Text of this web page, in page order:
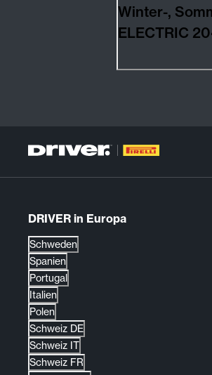
Winter-,
ELECTRIC
DRIVER in Europa
Schweden
Spanien
Portugal
Italien
Polen
Schweiz DE
Schweiz IT
Schweiz FR